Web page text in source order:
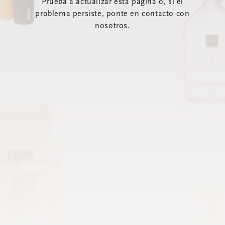
Prueba a actualizar esta página o, si el
problema persiste, ponte en contacto con
nosotros.